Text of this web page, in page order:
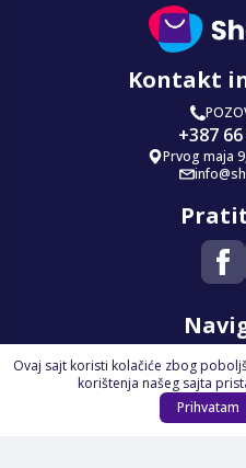
Kontakt
+387
Prvog maja
Na
Ovaj sajt koristi kolačiće zbog
korištenja našeg sajta
Prihvatam